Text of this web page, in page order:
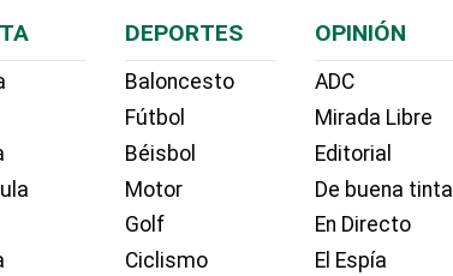
DEPORTES
Baloncesto
Fútbol
Béisbol
Motor
Golf
Ciclismo
OPINIÓN
ADC
Mirada Libre
Editorial
De buena tinta
En Directo
El Espía